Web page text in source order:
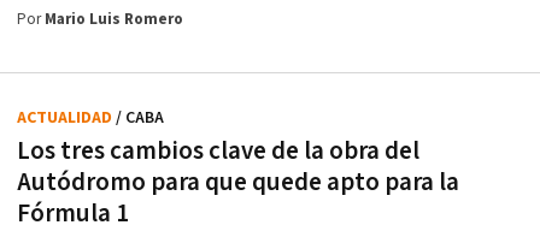
PorMario Luis Romero
Los tres cambios clave de la obra del
Autódromo para que quede apto para la
Fórmula 1
ACTUALIDAD / CABA